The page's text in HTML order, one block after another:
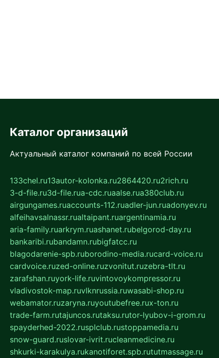
Каталог организаций
Актуальный каталог компаний по всей России
133chel.ru13autor-kolonka.ru2864420.ru2rich.ru
3-d-file.ru3d-file.rua-cdc.ruaalse.rua380club.ru
airgungames.ruaccounts-112.ruadler-jun.ruadonyev.ru
alfeihavsalnassr.rualtaipant.ruargentinamia.ru
aria-family.ruarkrym.ruashanet.rubelgorod-day.ru
bankaribi.rubandamn.rubigfatcc.ru
blagodarenie-spb.ruborodino-media.rucard-voice.ru
cardvoice.ruzed-online.ruzvonitut.ruzebra-tlt.ru
zarafshan.ruyork-life.ruvintovoykompressor.ru
vladivostok-map.ruvlknrussia.ruwasabi-shop.ru
webamator.ruzaryna.ruyoutubefree.rux-ton.ru
trade-farm.rutajuncos.rutaksu.rutor-lyubov-i-grom.ru
spayderhed-2022.rusplclub.rustoppamedia.ru
snow-guard.ruslovar-ivrit.rucleanmedicine.ru
shkurki-karakulya.rukanotiforet.spb.rututmassage.ru